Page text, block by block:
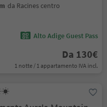
da Racines centro
Alto Adige Guest Pass
Da 130€
1 notte / 1 appartamento IVA incl.